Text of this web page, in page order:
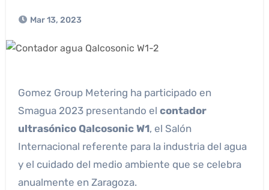
Mar 13, 2023
Gomez Group Metering ha participado en
Smagua 2023 presentando el contador
ultrasónico Qalcosonic W1, el Salón
Internacional referente para la industria del agua
y el cuidado del medio ambiente que se celebra
anualmente en Zaragoza.